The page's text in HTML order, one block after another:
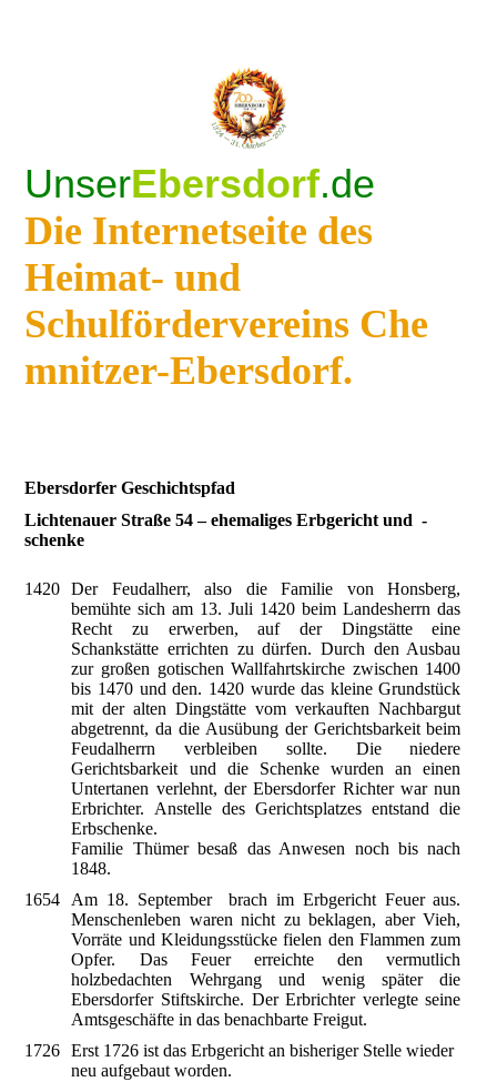
UnserEbersdorf.de
Die Internetseite des
Heimat- und
Schulfördervereins Che
mnitzer-Ebersdorf.
Ebersdorfer Geschichtspfad
Lichtenauer Straße 54 – ehemaliges Erbgericht und -
schenke
1420
Der Feudalherr, also die Familie von Honsberg,
bemühte sich am 13. Juli 1420 beim Landesherrn das
Recht zu erwerben, auf der Dingstätte eine
Schankstätte errichten zu dürfen. Durch den Ausbau
zur großen gotischen Wallfahrtskirche zwischen 1400
bis 1470 und den. 1420 wurde das kleine Grundstück
mit der alten Dingstätte vom verkauften Nachbargut
abgetrennt, da die Ausübung der Gerichtsbarkeit beim
Feudalherrn verbleiben sollte. Die niedere
Gerichtsbarkeit und die Schenke wurden an einen
Untertanen verlehnt, der Ebersdorfer Richter war nun
Erbrichter. Anstelle des Gerichtsplatzes entstand die
Erbschenke.
Familie Thümer besaß das Anwesen noch bis nach
1848.
1654
Am 18. September brach im Erbgericht Feuer aus.
Menschenleben waren nicht zu beklagen, aber Vieh,
Vorräte und Kleidungsstücke fielen den Flammen zum
Opfer. Das Feuer erreichte den vermutlich
holzbedachten Wehrgang und wenig später die
Ebersdorfer Stiftskirche. Der Erbrichter verlegte seine
Amtsgeschäfte in das benachbarte Freigut.
1726
Erst 1726 ist das Erbgericht an bisheriger Stelle wieder
neu aufgebaut worden.